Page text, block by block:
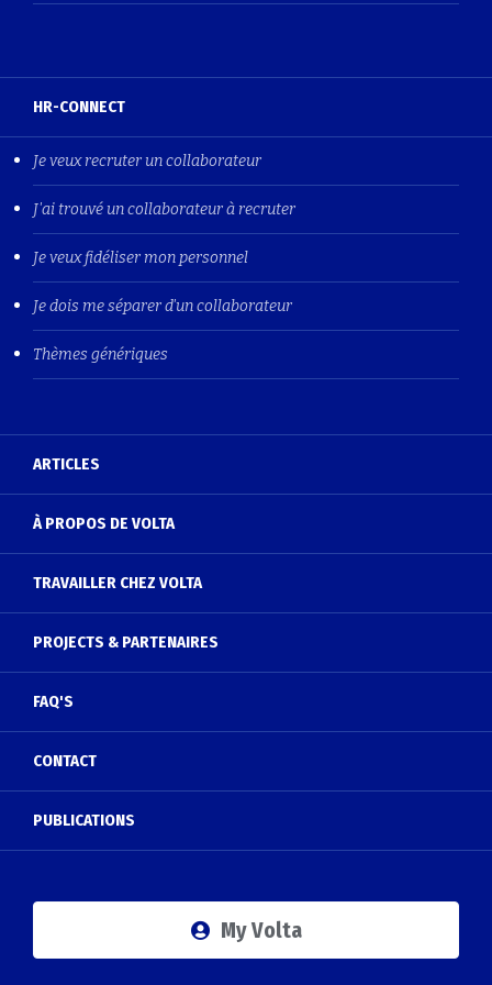
HR-CONNECT
Je veux recruter un collaborateur
J'ai trouvé un collaborateur à recruter
Je veux fidéliser mon personnel
Je dois me séparer d'un collaborateur
Thèmes génériques
ARTICLES
À PROPOS DE VOLTA
TRAVAILLER CHEZ VOLTA
PROJECTS & PARTENAIRES
FAQ'S
CONTACT
PUBLICATIONS
My Volta